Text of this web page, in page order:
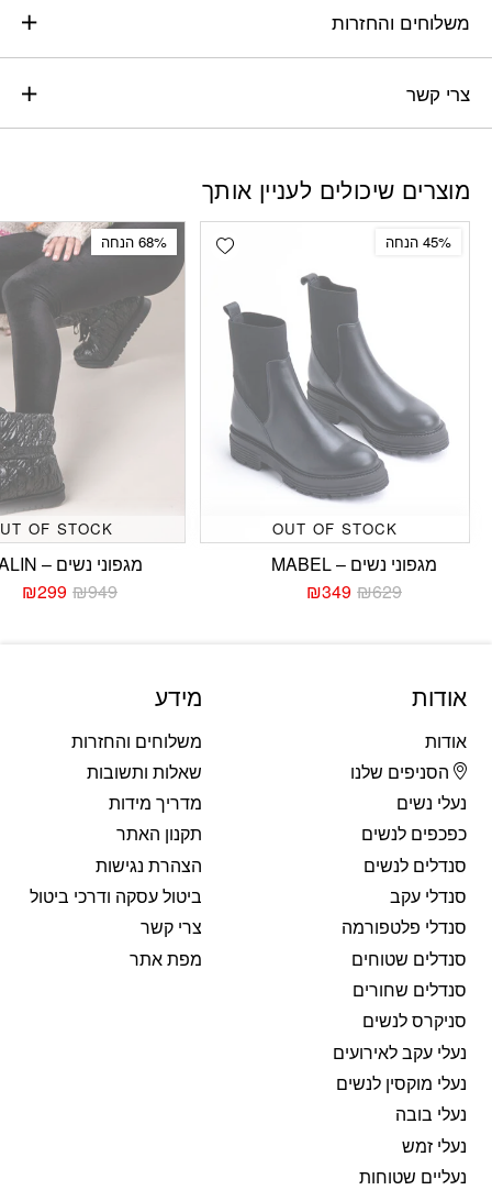
משלוחים והחזרות
צרי קשר
מוצרים שיכולים לעניין אותך
Add wishlist 45% הנחה
OUT OF STOCK
מגפוני נשים – MABEL
₪629
המחיר
₪349המחיר
68% הנחה
OF STOCK
מגפוני נשים – ALIN
₪949
₪299
אודות
אודות
הסניפים שלנו
נעלי נשים
כפכפים לנשים
סנדלים לנשים
סנדלי עקב
סנדלי פלטפורמה
סנדלים שטוחים
סנדלים שחורים
סניקרס לנשים
נעלי עקב לאירועים
נעלי מוקסין לנשים
נעלי בובה
נעלי זמש
נעליים שטוחות
מידע
משלוחים והחזרות
שאלות ותשובות
מדריך מידות
תקנון האתר
הצהרת נגישות
ביטול עסקה ודרכי ביטול
צרי קשר
מפת אתר